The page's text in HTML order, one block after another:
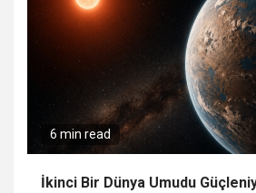
6 min read
İkinci Bir Dünya Umudu